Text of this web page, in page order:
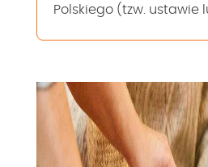
Polskiego (tzw. ustawie